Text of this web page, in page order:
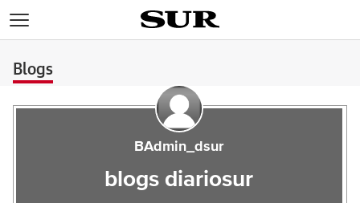
Blogs
BAdmin_dsur
blogs diariosur